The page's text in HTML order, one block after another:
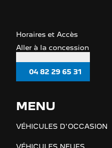
Horaires et Accès
Aller à la concession
04 82 29 65 31
MENU
VÉHICULES D'OCCASION